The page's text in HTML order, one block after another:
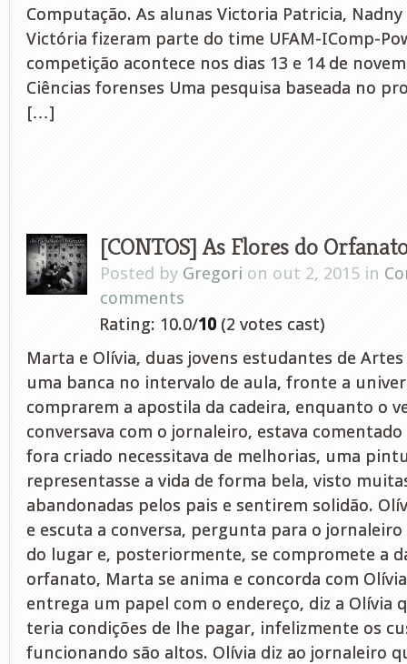
Computação. As alunas Victoria Patricia,
Victória fizeram parte do time UFAM-IComp-
competição acontece nos dias 13 e 14 de
Ciências forenses Uma pesquisa baseada no
[…]
[CONTOS] As Flores do
Posted by Gregori on out 2, 2015 in
comments
Rating: 10.0/10 (2 votes cast)
Marta e Olívia, duas jovens estudantes de
uma banca no intervalo de aula, fronte a
comprarem a apostila da cadeira, enquanto o
conversava com o jornaleiro, estava
fora criado necessitava de melhorias, uma
representasse a vida de forma bela, visto
abandonadas pelos pais e sentirem solidão.
e escuta a conversa, pergunta para o
do lugar e, posteriormente, se compromete a
orfanato, Marta se anima e concorda com
entrega um papel com o endereço, diz a Olívia
teria condições de lhe pagar, infelizmente os
funcionando são altos. Olívia diz ao jornaleiro